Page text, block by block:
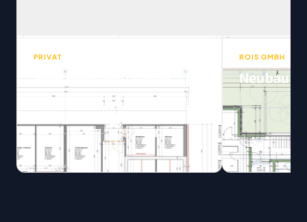
PRIVAT
MFH Neubauplanung
ROIS GMBH
Neubau